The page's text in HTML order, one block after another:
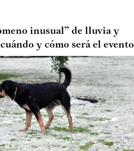
inusual” de lluvia y
y cómo será el evento